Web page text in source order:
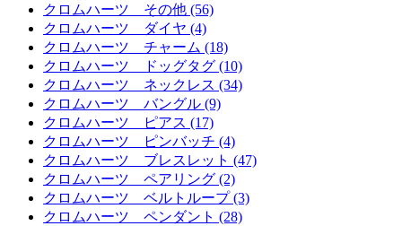
クロムハーツ その他 (56)
クロムハーツ ダイヤ (4)
クロムハーツ チャーム (18)
クロムハーツ ドッグタグ (10)
クロムハーツ ネックレス (34)
クロムハーツ バングル (9)
クロムハーツ ピアス (17)
クロムハーツ ピンバッチ (4)
クロムハーツ ブレスレット (47)
クロムハーツ ペアリング (2)
クロムハーツ ベルトループ (3)
クロムハーツ ペンダント (28)